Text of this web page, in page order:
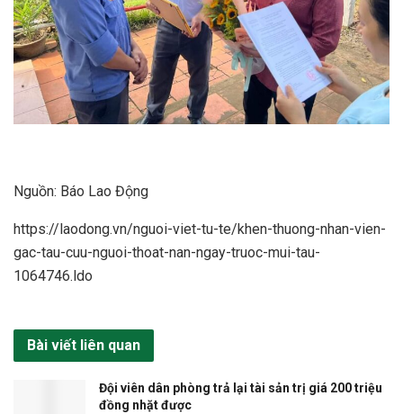
Nguồn: Báo Lao Động
https://laodong.vn/nguoi-viet-tu-te/khen-thuong-nhan-vien-
gac-tau-cuu-nguoi-thoat-nan-ngay-truoc-mui-tau-
1064746.ldo
Bài viết liên quan
Đội viên dân phòng trả lại tài sản trị giá 200 triệu
đồng nhặt được